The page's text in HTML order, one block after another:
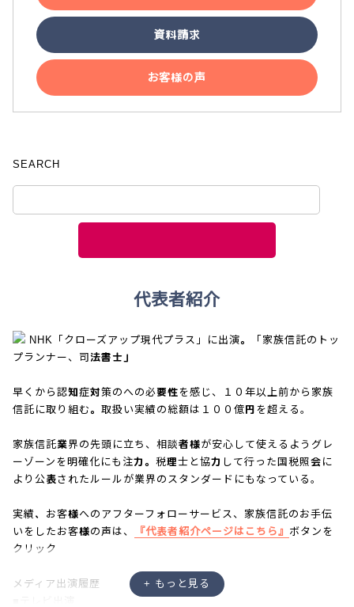
資料請求
お客様の声
SEARCH
代表者紹介
NHK「クローズアップ現代プラス」に出演。「家族信託のトッ
プランナー、司法書士」
早くから認知症対策のへの必要性を感じ、１０年以上前から家族
信託に取り組む。取扱い実績の総額は１００億円を超える。
家族信託業界の先頭に立ち、相談者様が安心して使えるようグレ
ーゾーンを明確化にも注力。税理士と協力して行った国税照会に
より公表されたルールが業界のスタンダードにもなっている。
実績、お客様へのアフターフォローサービス、家族信託のお手伝
いをしたお客様の声は、
『代表者紹介ページはこちら』 ボタンを
クリック
メディア出演履歴